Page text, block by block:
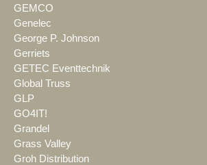
GEMCO
Genelec
George P. Johnson
Gerriets
GETEC Eventtechnik
Global Truss
GLP
GO4IT!
Grandel
Grass Valley
Groh Distribution